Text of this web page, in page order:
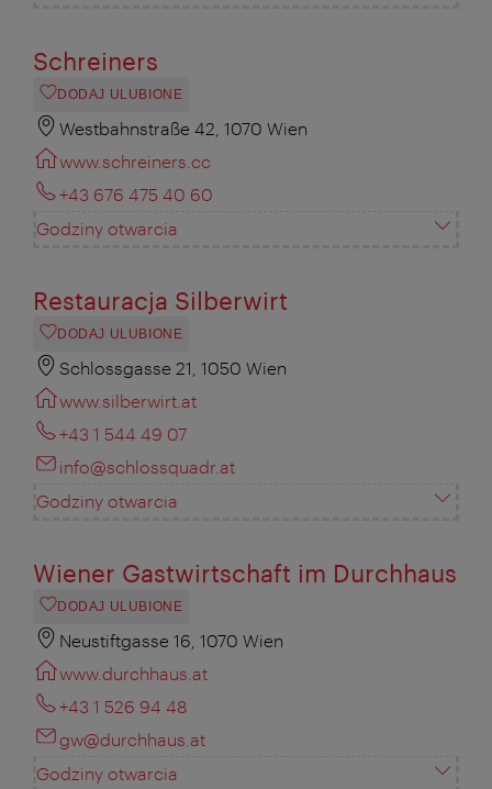
Schreiners
DODAJ ULUBIONE
Westbahnstraße 42, 1070 Wien
www.schreiners.cc
+43 676 475 40 60
Godziny otwarcia
Restauracja Silberwirt
DODAJ ULUBIONE
Schlossgasse 21, 1050 Wien
www.silberwirt.at
+43 1 544 49 07
info@schlossquadr.at
Godziny otwarcia
Wiener Gastwirtschaft im Durchhaus
DODAJ ULUBIONE
Neustiftgasse 16, 1070 Wien
www.durchhaus.at
+43 1 526 94 48
gw@durchhaus.at
Godziny otwarcia